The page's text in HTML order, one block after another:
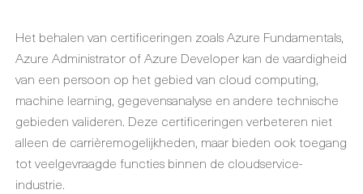
Het behalen van certificeringen zoals Azure Fundamentals,
Azure Administrator of Azure Developer kan de vaardigheid
van een persoon op het gebied van cloud computing,
machine learning, gegevensanalyse en andere technische
gebieden valideren. Deze certificeringen verbeteren niet
alleen de carrièremogelijkheden, maar bieden ook toegang
tot veelgevraagde functies binnen de cloudservice-
industrie.